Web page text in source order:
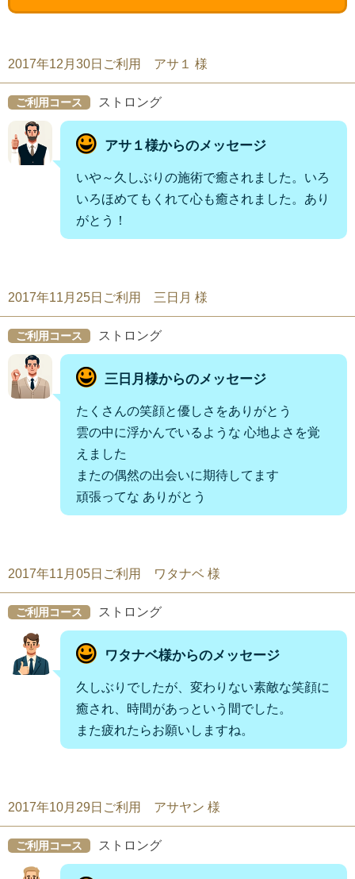
2017年12月30日ご利用 アサ１ 様
ご利用コース ストロング
アサ１様からのメッセージ
いや～久しぶりの施術で癒されました。いろ
いろほめてもくれて心も癒されました。あり
がとう！
2017年11月25日ご利用 三日月 様
ご利用コース ストロング
三日月様からのメッセージ
たくさんの笑顔と優しさをありがとう
雲の中に浮かんでいるような 心地よさを覚
えました
またの偶然の出会いに期待してます
頑張ってな ありがとう
2017年11月05日ご利用 ワタナベ 様
ご利用コース ストロング
ワタナベ様からのメッセージ
久しぶりでしたが、変わりない素敵な笑顔に
癒され、時間があっという間でした。
また疲れたらお願いしますね。
2017年10月29日ご利用 アサヤン 様
ご利用コース ストロング